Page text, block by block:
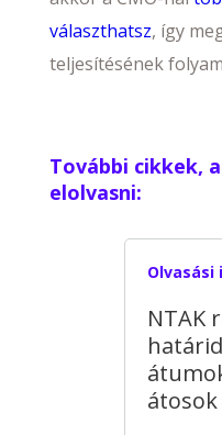
választhatsz, így
teljesítésének
További cikkek,
elolvasni:
Olvasási
NTAK